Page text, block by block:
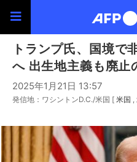
トランプ氏、国境で
へ 出生地主義も廃止
2025年1月21日 13:57
発信地：ワシントンD.C./米国 [ 米国